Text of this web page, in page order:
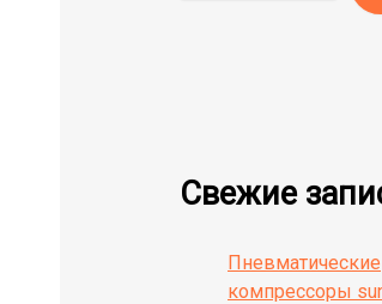
Свежие
Пневматические
компрессоры